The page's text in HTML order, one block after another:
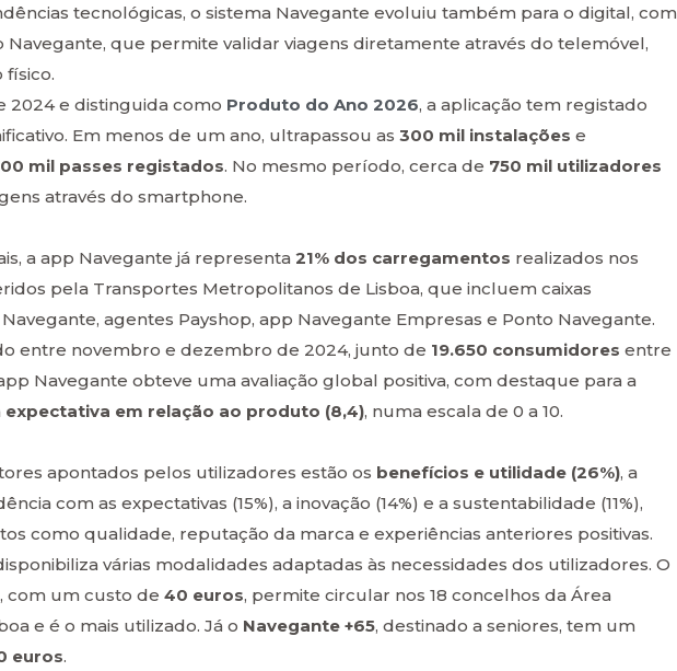
tecnológicas, o sistema Navegante evoluiu também para o digital, com
Navegante, que permite validar viagens diretamente através do telemóvel,
físico.
2024 e distinguida como Produto do Ano 2026, a aplicação tem registado
Em menos de um ano, ultrapassou as 300 mil instalações e
mil passes registados. No mesmo período, cerca de 750 mil utilizadores
através do smartphone.
a app Navegante já representa 21% dos carregamentos realizados nos
pela Transportes Metropolitanos de Lisboa, que incluem caixas
agentes Payshop, app Navegante Empresas e Ponto Navegante.
entre novembro e dezembro de 2024, junto de 19.650 consumidores entre
Navegante obteve uma avaliação global positiva, com destaque para a
expectativa em relação ao produto (8,4), numa escala de 0 a 10.
apontados pelos utilizadores estão os benefícios e utilidade (26%), a
com as expectativas (15%), a inovação (14%) e a sustentabilidade (11%),
como qualidade, reputação da marca e experiências anteriores positivas.
várias modalidades adaptadas às necessidades dos utilizadores. O
com um custo de 40 euros, permite circular nos 18 concelhos da Área
e é o mais utilizado. Já o Navegante +65, destinado a seniores, tem um
euros.